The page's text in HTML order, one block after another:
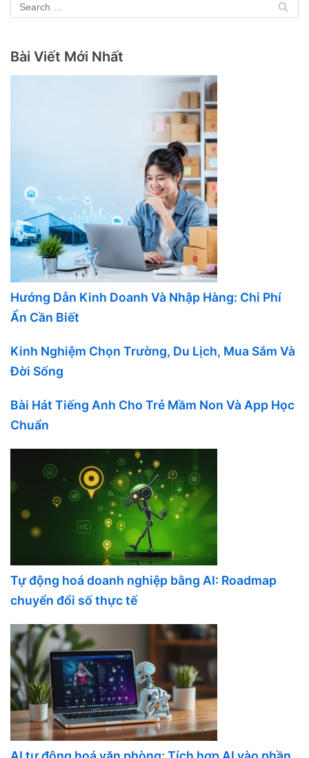
Bài Viết Mới Nhất
Hướng Dẫn Kinh Doanh Và Nhập Hàng: Chi Phí
Ẩn Cần Biết
Kinh Nghiệm Chọn Trường, Du Lịch, Mua Sắm Và
Đời Sống
Bài Hát Tiếng Anh Cho Trẻ Mầm Non Và App Học
Chuẩn
Tự động hoá doanh nghiệp bằng AI: Roadmap
chuyển đổi số thực tế